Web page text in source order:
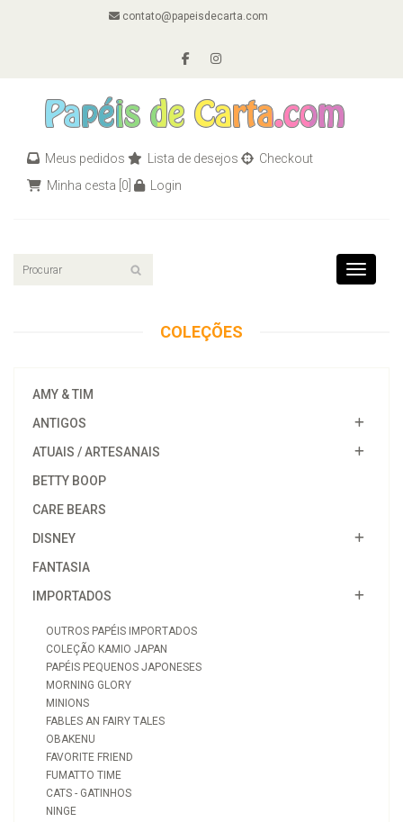
contato@papeisdecarta.com
Meus pedidos Lista de desejos
Checkout
Minha cesta [0] Login
Toggle
COLEÇÕES
AMY & TIM
ANTIGOS
ATUAIS / ARTESANAIS
BETTY BOOP
CARE BEARS
DISNEY
FANTASIA
IMPORTADOS
OUTROS PAPÉIS IMPORTADOS
COLEÇÃO KAMIO JAPAN
PAPÉIS PEQUENOS JAPONESES
MORNING GLORY
MINIONS
FABLES AN FAIRY TALES
OBAKENU
FAVORITE FRIEND
FUMATTO TIME
CATS - GATINHOS
NINGE